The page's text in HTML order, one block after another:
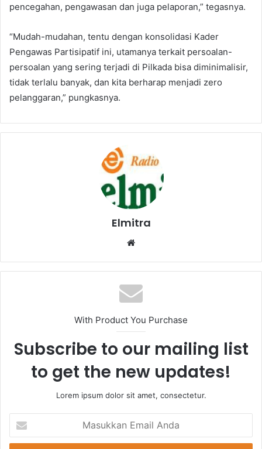
pencegahan, pengawasan dan juga pelaporan,” tegasnya.
“Mudah-mudahan, tentu dengan konsolidasi Kader
Pengawas Partisipatif ini, utamanya terkait persoalan-
persoalan yang sering terjadi di Pilkada bisa diminimalisir,
tidak terlalu banyak, dan kita berharap menjadi zero
pelanggaran,” pungkasnya.
Elmitra
Website
With Product You Purchase
Subscribe to our mailing list
to get the new updates!
Lorem ipsum dolor sit amet, consectetur.
Email
Anda